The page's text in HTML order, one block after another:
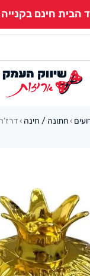
חינם בקנייה מעל
› חתונה / חינה ›